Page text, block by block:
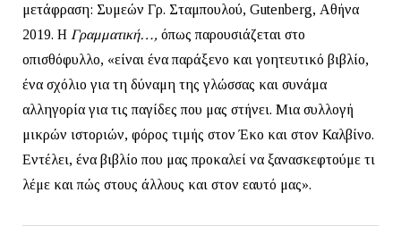
μετάφραση: Συμεών Γρ. Σταμπουλού, Gutenberg, Αθήνα
2019. Η Γραμματική…, όπως παρουσιάζεται στο
οπισθόφυλλο, «είναι ένα παράξενο και γοητευτικό βιβλίο,
ένα σχόλιο για τη δύναμη της γλώσσας και συνάμα
αλληγορία για τις παγίδες που μας στήνει. Μια συλλογή
μικρών ιστοριών, φόρος τιμής στον Έκο και στον Καλβίνο.
Εντέλει, ένα βιβλίο που μας προκαλεί να ξανασκεφτούμε τι
λέμε και πώς στους άλλους και στον εαυτό μας».